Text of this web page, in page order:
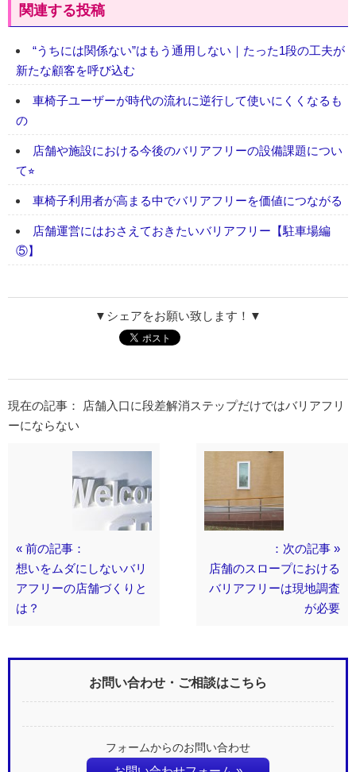
関連する投稿
“うちには関係ない”はもう通用しない｜たった1段の工夫が
新たな顧客を呼び込む
車椅子ユーザーが時代の流れに逆行して使いにくくなるも
の
店舗や施設における今後のバリアフリーの設備課題につい
て⭐︎
車椅子利用者が高まる中でバリアフリーを価値につながる
店舗運営にはおさえておきたいバリアフリー【駐車場編
⑤】
▼シェアをお願い致します！▼
現在の記事： 店舗入口に段差解消ステップだけではバリアフリ
ーにならない
« 前の記事：
想いをムダにしないバリ
アフリーの店舗づくりと
は？
：次の記事 »
店舗のスロープにおける
バリアフリーは現地調査
が必要
お問い合わせ・ご相談はこちら
フォームからのお問い合わせ